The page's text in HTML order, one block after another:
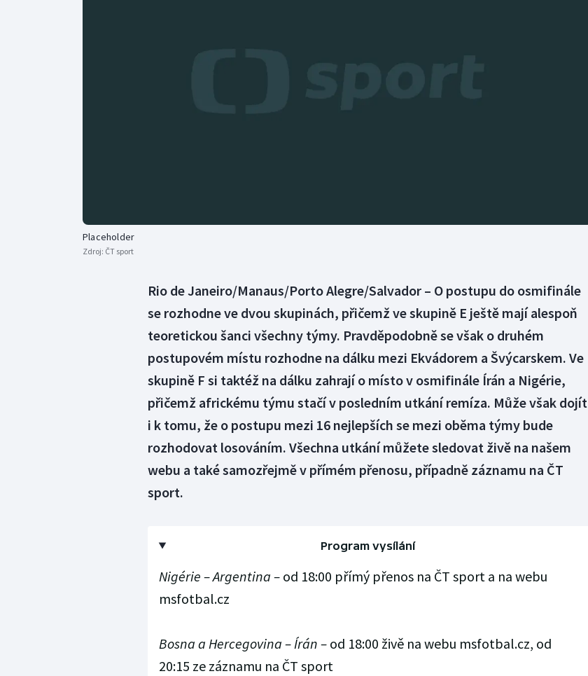
Placeholder
Zdroj: ČT sport
Rio de Janeiro/Manaus/Porto Alegre/Salvador – O postupu do osmifinále
se rozhodne ve dvou skupinách, přičemž ve skupině E ještě mají alespoň
teoretickou šanci všechny týmy. Pravděpodobně se však o druhém
postupovém místu rozhodne na dálku mezi Ekvádorem a Švýcarskem. Ve
skupině F si taktéž na dálku zahrají o místo v osmifinále Írán a Nigérie,
přičemž africkému týmu stačí v posledním utkání remíza. Může však dojít
i k tomu, že o postupu mezi 16 nejlepších se mezi oběma týmy bude
rozhodovat losováním. Všechna utkání můžete sledovat živě na našem
webu a také samozřejmě v přímém přenosu, případně záznamu na ČT
sport.
Program vysílání
Nigérie – Argentina –od 18:00 přímý přenos na ČT sport a na webu
msfotbal.cz
Bosna a Hercegovina –Írán –od 18:00 živě na webu msfotbal.cz, od
20:15 ze záznamu na ČT sport